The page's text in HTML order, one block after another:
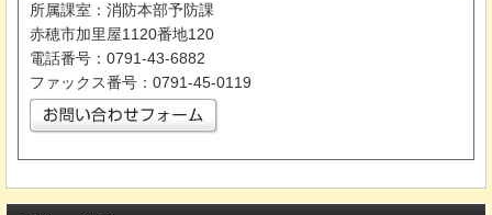
所属課室：消防本部予防課
赤穂市加里屋1120番地120
電話番号：0791-43-6882
ファックス番号：0791-45-0119